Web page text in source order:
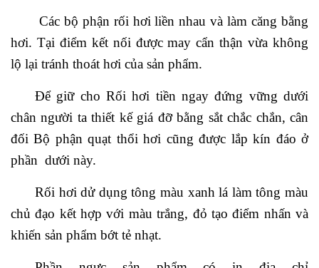
Các bộ phận rối hơi liền nhau và làm căng bằng
hơi. Tại điểm kết nối được may cẩn thận vừa không
lộ lại tránh thoát hơi của sản phẩm.
Để giữ cho Rối hơi tiền ngay đứng vững dưới
chân người ta thiết kế giá đỡ bằng sắt chắc chắn, cân
đối Bộ phận quạt thổi hơi cũng được lắp kín đáo ở
phần dưới này.
Rối hơi dử dụng tông màu xanh lá làm tông màu
chủ đạo kết hợp với màu trắng, đỏ tạo điểm nhấn và
khiến sản phẩm bớt tẻ nhạt.